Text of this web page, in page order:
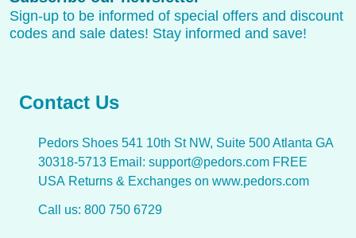
Sign-up to be informed of special offers and discount
codes and sale dates! Stay informed and save!
Contact Us
Pedors Shoes 541 10th St NW, Suite 500 Atlanta GA
30318-5713 Email: support@pedors.com FREE
USA Returns & Exchanges on www.pedors.com
Call us: 800 750 6729